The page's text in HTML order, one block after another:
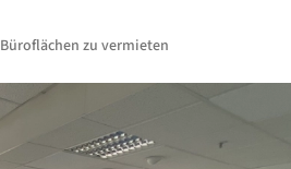
Büroflächen zu vermieten